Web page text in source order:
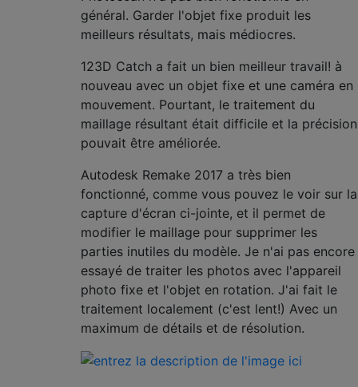
général. Garder l'objet fixe produit les
meilleurs résultats, mais médiocres.
123D Catch a fait un bien meilleur travail! à
nouveau avec un objet fixe et une caméra en
mouvement. Pourtant, le traitement du
maillage résultant était difficile et la précision
pouvait être améliorée.
Autodesk Remake 2017 a très bien
fonctionné, comme vous pouvez le voir sur la
capture d'écran ci-jointe, et il permet de
modifier le maillage pour supprimer les
parties inutiles du modèle. Je n'ai pas encore
essayé de traiter les photos avec l'appareil
photo fixe et l'objet en rotation. J'ai fait le
traitement localement (c'est lent!) Avec un
maximum de détails et de résolution.